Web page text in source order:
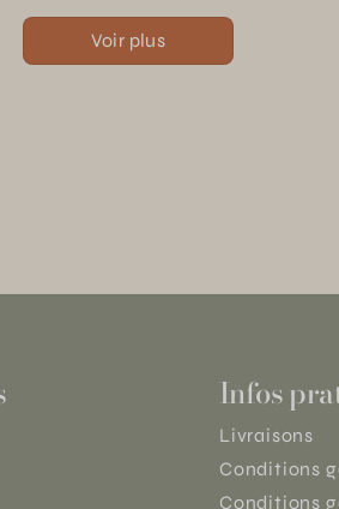
Voir plus
Infos
Livraisons
Conditions
Conditions